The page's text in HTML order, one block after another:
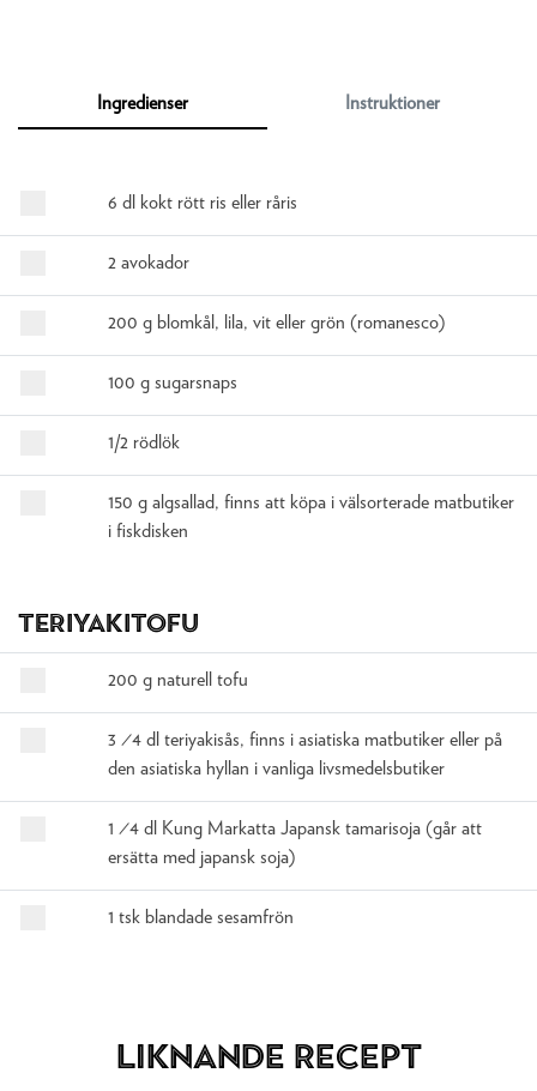
Ingredienser Instruktioner
6 dl kokt rött ris eller råris
2 avokador
200 g blomkål, lila, vit eller grön (romanesco)
100 g sugarsnaps
1/2 rödlök
150 g algsallad, finns att köpa i välsorterade matbutiker
i fiskdisken
Teriyakitofu
200 g naturell tofu
3 ⁄4 dl teriyakisås, finns i asiatiska matbutiker eller på
den asiatiska hyllan i vanliga livsmedelsbutiker
1 ⁄4 dl Kung Markatta Japansk tamarisoja (går att
ersätta med japansk soja)
1 tsk blandade sesamfrön
Liknande recept